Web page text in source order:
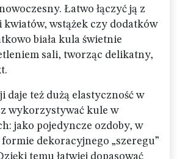
Łatwo łączyć ją z
wstążek czy dodatków
biała kula świetnie
sali, tworząc delikatny,
daje też dużą elastyczność w
wykorzystywać kule w
jako pojedyncze ozdoby, w
dekoracyjnego „szeregu”
temu łatwiej dopasować